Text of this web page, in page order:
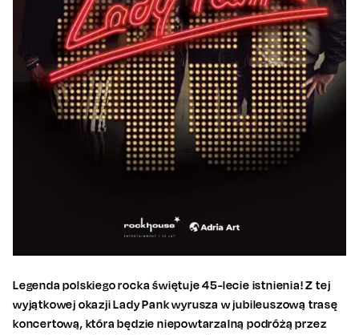
Legenda polskiego rocka świętuje 45-lecie istnienia! Z tej
wyjątkowej okazji Lady Pank wyrusza w jubileuszową trasę
koncertową, która będzie niepowtarzalną podróżą przez